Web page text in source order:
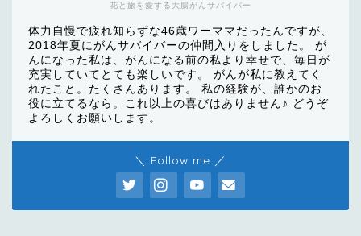
花と旅を愛する大腸がんサバイバー
体力自慢で疲れ知らずな46歳ワーママだったんですが、
2018年夏にがんサバイバーの仲間入りをしました。 が
んになった私は、がんになる前の私より幸せで、毎日が
充実していてとても楽しいです。 がんが私に教えてく
れたこと。たくさんあります。 私の経験が、誰かのお
役に立てるなら。これ以上の喜びはありません♪ どうぞ
よろしくお願いします。
＼ Follow me ／